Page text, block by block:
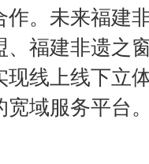
。未来福建
福建非遗之
线上线下立
域服务平台